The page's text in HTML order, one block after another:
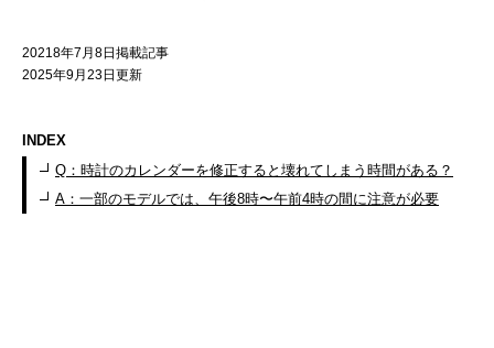
20218年7月8日掲載記事
2025年9月23日更新
INDEX
Q：時計のカレンダーを修正すると壊れてしまう時間がある？
A：一部のモデルでは、午後8時〜午前4時の間に注意が必要